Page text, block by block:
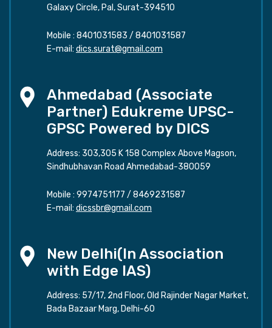
Galaxy Circle, Pal, Surat-394510
Mobile : 8401031583 / 8401031587
E-mail: dics.surat@gmail.com
Ahmedabad (Associate
Partner) Edukreme UPSC-
GPSC Powered by DICS
Address: 303,305 K 158 Complex Above Magson,
Sindhubhavan Road Ahmedabad-380059
Mobile : 9974751177 / 8469231587
E-mail: dicssbr@gmail.com
New Delhi(In Association
with Edge IAS)
Address: 57/17, 2nd Floor, Old Rajinder Nagar Market,
Bada Bazaar Marg, Delhi-60